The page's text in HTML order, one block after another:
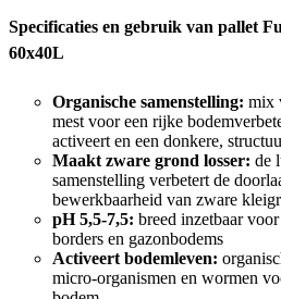
Specificaties en gebruik van pallet
60x40L
Organische samenstelling: mix
mest voor een rijke
activeert en een donkere,
Maakt zware grond losser: de
samenstelling verbetert de
bewerkbaarheid van zware
pH 5,5-7,5: breed inzetbaar
borders en gazonbodems
Activeert bodemleven:
micro-organismen en wormen